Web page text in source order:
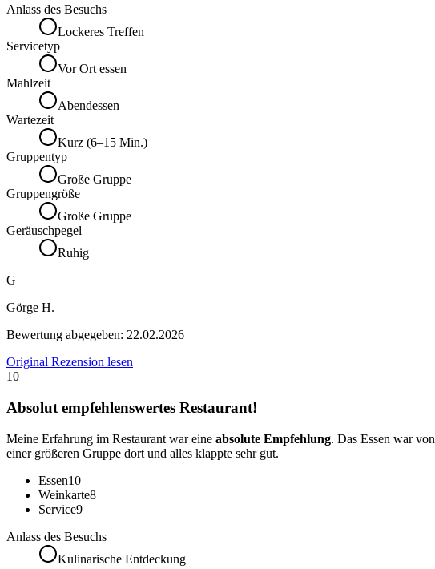
Anlass des Besuchs
Lockeres Treffen
Servicetyp
Vor Ort essen
Mahlzeit
Abendessen
Wartezeit
Kurz (6–15 Min.)
Gruppentyp
Große Gruppe
Gruppengröße
Große Gruppe
Geräuschpegel
Ruhig
G
Görge H.
Bewertung abgegeben: 22.02.2026
Original Rezension lesen
10
Absolut empfehlenswertes Restaurant!
Meine Erfahrung im Restaurant war eine absolute Empfehlung. Das Essen war von
einer größeren Gruppe dort und alles klappte sehr gut.
Essen10
Weinkarte8
Service9
Anlass des Besuchs
Kulinarische Entdeckung